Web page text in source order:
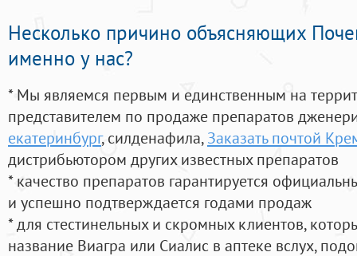
Несколько причино объясняющих
именно у нас?
* Мы являемся первым и единственным на
представителем по продаже препаратов
екатеринбург, силденафила, Заказать почтой
дистрибьютором других известных препаратов
* качество препаратов гарантируется
и успешно подтверждается годами продаж
* для стестинельных и скромных клиентов,
название Виагра или Сиалис в аптеке вслух,